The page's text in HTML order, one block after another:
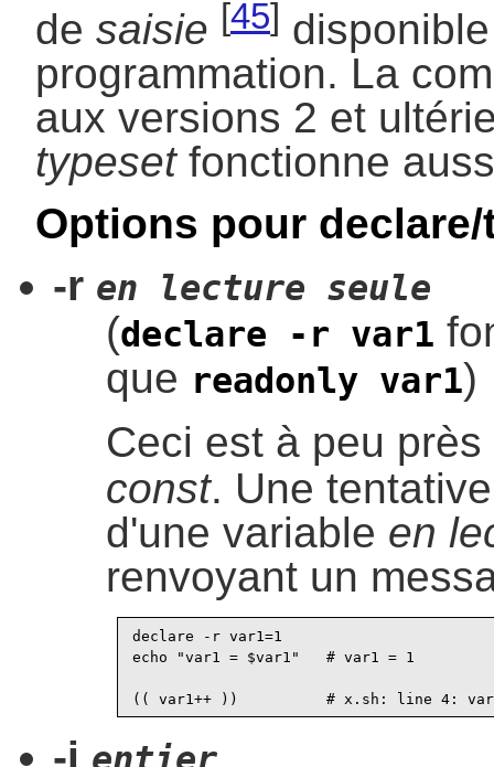
de saisie [45]
programmation. La
aux versions 2 et
typesetfonctionne
Options pour
-r en lecture seule
(declare -r var1
que readonly var1)
Ceci est à peu
const. Une
d'une variable en
renvoyant un
declare -r var1=1
echo "var1 = $var1"   # var1 = 1
-i